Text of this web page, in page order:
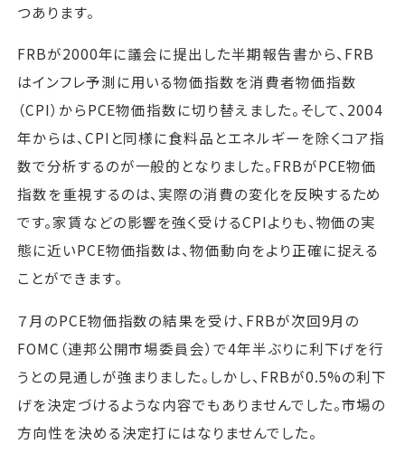
つあります。
FRBが2000年に議会に提出した半期報告書から、FRB
はインフレ予測に用いる物価指数を消費者物価指数
（CPI）からPCE物価指数に切り替えました。そして、2004
年からは、CPIと同様に食料品とエネルギーを除くコア指
数で分析するのが一般的となりました。FRBがPCE物価
指数を重視するのは、実際の消費の変化を反映するため
です。家賃などの影響を強く受けるCPIよりも、物価の実
態に近いPCE物価指数は、物価動向をより正確に捉える
ことができます。
７月のPCE物価指数の結果を受け、FRBが次回9月の
FOMC（連邦公開市場委員会）で4年半ぶりに利下げを行
うとの見通しが強まりました。しかし、FRBが0.5%の利下
げを決定づけるような内容でもありませんでした。市場の
方向性を決める決定打にはなりませんでした。